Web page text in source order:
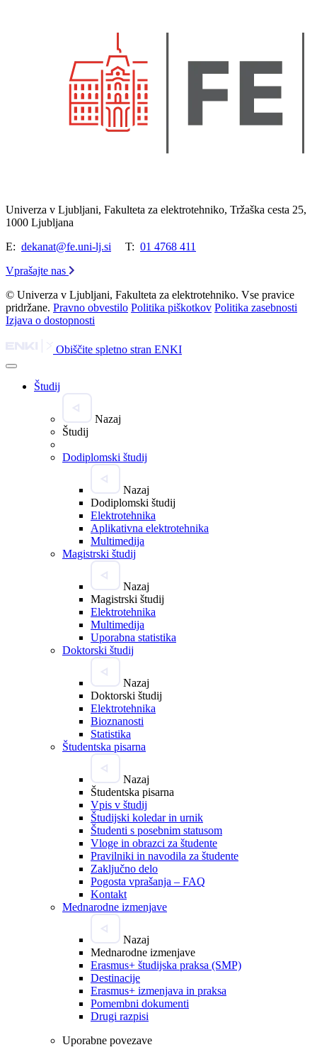
Univerza v Ljubljani, Fakulteta za elektrotehniko, Tržaška cesta 25,
1000 Ljubljana
E: dekanat@fe.uni-lj.si T: 01 4768 411
Vprašajte nas
© Univerza v Ljubljani, Fakulteta za elektrotehniko. Vse pravice
pridržane. Pravno obvestilo Politika piškotkov Politika zasebnosti
Izjava o dostopnosti
Obiščite spletno stran ENKI
Študij
Nazaj
Študij
Dodiplomski študij
Nazaj
Dodiplomski študij
Elektrotehnika
Aplikativna elektrotehnika
Multimedija
Magistrski študij
Nazaj
Magistrski študij
Elektrotehnika
Multimedija
Uporabna statistika
Doktorski študij
Nazaj
Doktorski študij
Elektrotehnika
Bioznanosti
Statistika
Študentska pisarna
Nazaj
Študentska pisarna
Vpis v študij
Študijski koledar in urnik
Študenti s posebnim statusom
Vloge in obrazci za študente
Pravilniki in navodila za študente
Zaključno delo
Pogosta vprašanja – FAQ
Kontakt
Mednarodne izmenjave
Nazaj
Mednarodne izmenjave
Erasmus+ študijska praksa (SMP)
Destinacije
Erasmus+ izmenjava in praksa
Pomembni dokumenti
Drugi razpisi
Uporabne povezave